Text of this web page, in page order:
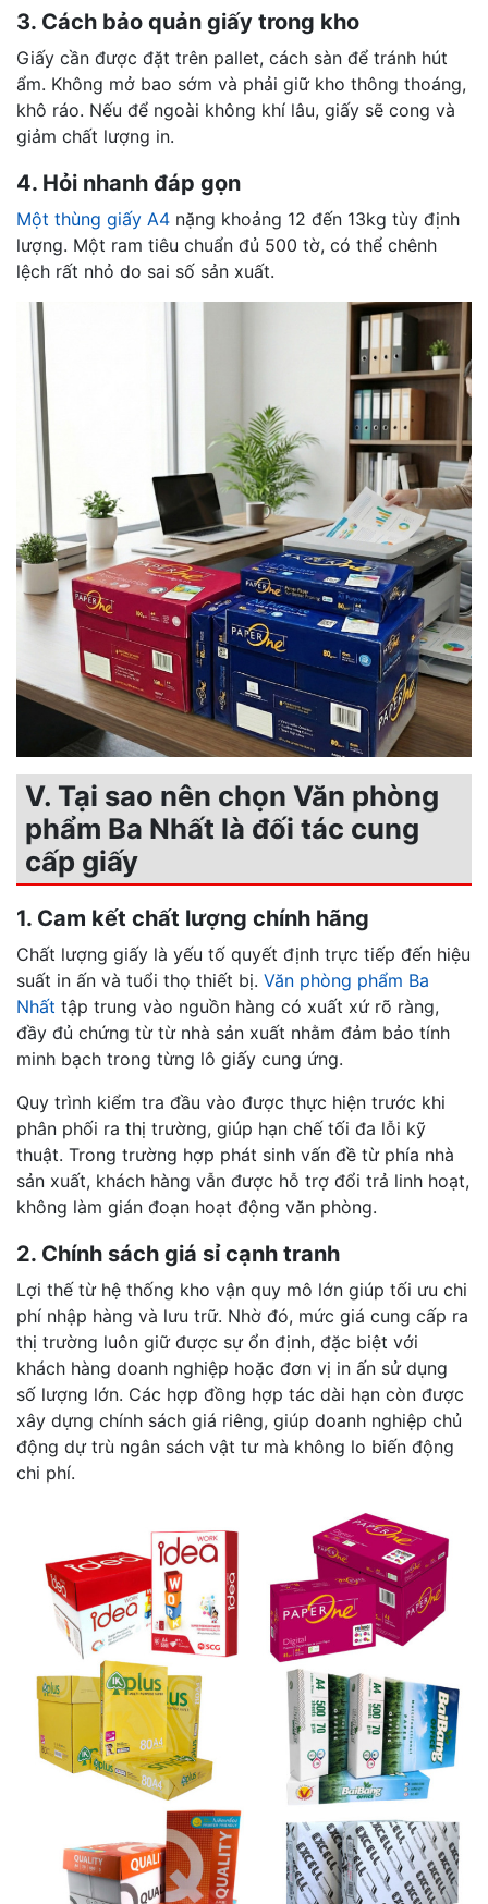
3. Cách bảo quản giấy trong kho
Giấy cần được đặt trên pallet, cách sàn để tránh hút
ẩm. Không mở bao sớm và phải giữ kho thông thoáng,
khô ráo. Nếu để ngoài không khí lâu, giấy sẽ cong và
giảm chất lượng in.
4. Hỏi nhanh đáp gọn
Một thùng giấy A4 nặng khoảng 12 đến 13kg tùy định
lượng. Một ram tiêu chuẩn đủ 500 tờ, có thể chênh
lệch rất nhỏ do sai số sản xuất.
V. Tại sao nên chọn Văn phòng
phẩm Ba Nhất là đối tác cung
cấp giấy
1. Cam kết chất lượng chính hãng
Chất lượng giấy là yếu tố quyết định trực tiếp đến hiệu
suất in ấn và tuổi thọ thiết bị. Văn phòng phẩm Ba
Nhất tập trung vào nguồn hàng có xuất xứ rõ ràng,
đầy đủ chứng từ từ nhà sản xuất nhằm đảm bảo tính
minh bạch trong từng lô giấy cung ứng.
Quy trình kiểm tra đầu vào được thực hiện trước khi
phân phối ra thị trường, giúp hạn chế tối đa lỗi kỹ
thuật. Trong trường hợp phát sinh vấn đề từ phía nhà
sản xuất, khách hàng vẫn được hỗ trợ đổi trả linh hoạt,
không làm gián đoạn hoạt động văn phòng.
2. Chính sách giá sỉ cạnh tranh
Lợi thế từ hệ thống kho vận quy mô lớn giúp tối ưu chi
phí nhập hàng và lưu trữ. Nhờ đó, mức giá cung cấp ra
thị trường luôn giữ được sự ổn định, đặc biệt với
khách hàng doanh nghiệp hoặc đơn vị in ấn sử dụng
số lượng lớn. Các hợp đồng hợp tác dài hạn còn được
xây dựng chính sách giá riêng, giúp doanh nghiệp chủ
động dự trù ngân sách vật tư mà không lo biến động
chi phí.